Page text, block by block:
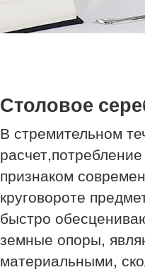
Столовое
В стремительном
признаком
круговороте
быстро
земные опоры,
материальными,